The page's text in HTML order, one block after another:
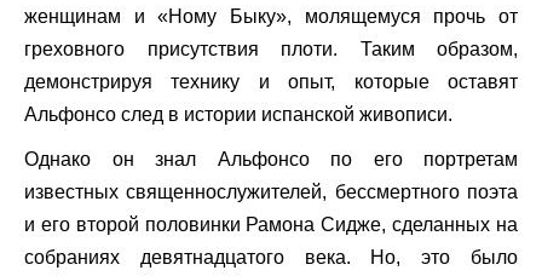
женщинам и «Ному Быку», молящемуся прочь от
греховного присутствия плоти. Таким образом,
демонстрируя технику и опыт, которые оставят
Альфонсо след в истории испанской живописи.
Однако он знал Альфонсо по его портретам
известных священнослужителей, бессмертного поэта
и его второй половинки Рамона Сидже, сделанных на
собраниях девятнадцатого века. Но, это было